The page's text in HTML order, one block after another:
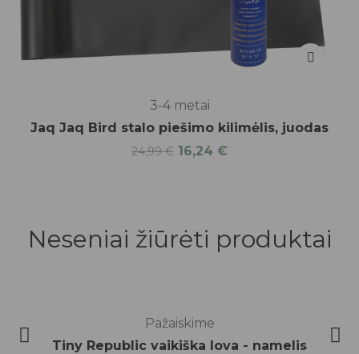
3-4 metai
Jaq Jaq Bird stalo piešimo kilimėlis, juodas
24,99€ 16,24 €
Neseniai žiūrėti produktai
Pažaiskime
Tiny Republic vaikiška lova - namelis